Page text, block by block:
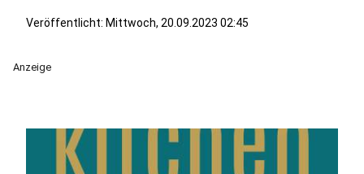
Veröffentlicht: Mittwoch, 20.09.2023 02:45
Anzeige